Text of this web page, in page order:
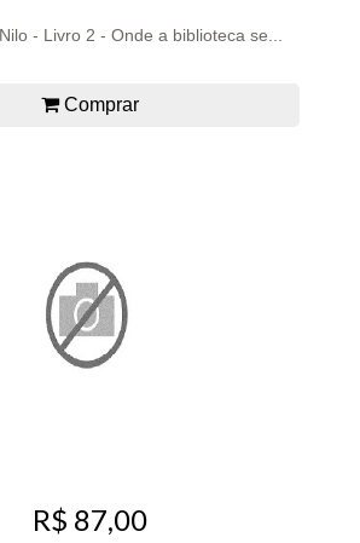
- Livro 2 - Onde a biblioteca se...
Comprar
R$ 87,00